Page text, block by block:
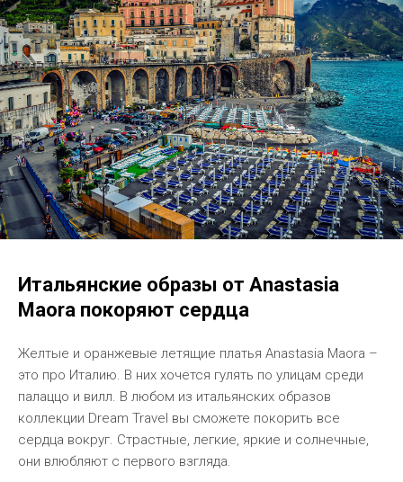
Итальянские образы от Anastasia
Maora покоряют сердца
Желтые и оранжевые летящие платья Anastasia Maora –
это про Италию. В них хочется гулять по улицам среди
палаццо и вилл. В любом из итальянских образов
коллекции Dream Travel вы сможете покорить все
сердца вокруг. Страстные, легкие, яркие и солнечные,
они влюбляют с первого взгляда.